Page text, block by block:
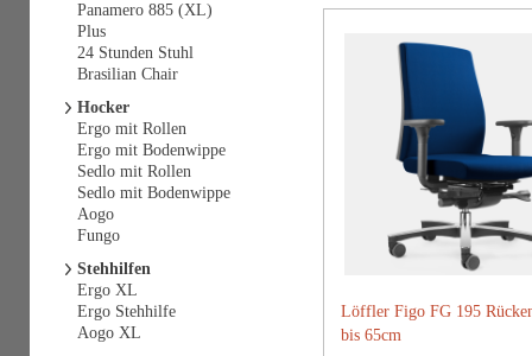
Löffler Figo FG 195
bis 65cm
Panamero 885 (XL)
Plus
24 Stunden Stuhl
Brasilian Chair
Hocker
Ergo mit Rollen
Ergo mit Bodenwippe
Sedlo mit Rollen
Sedlo mit Bodenwippe
Aogo
Fungo
Stehhilfen
Ergo XL
Ergo Stehhilfe
Aogo XL